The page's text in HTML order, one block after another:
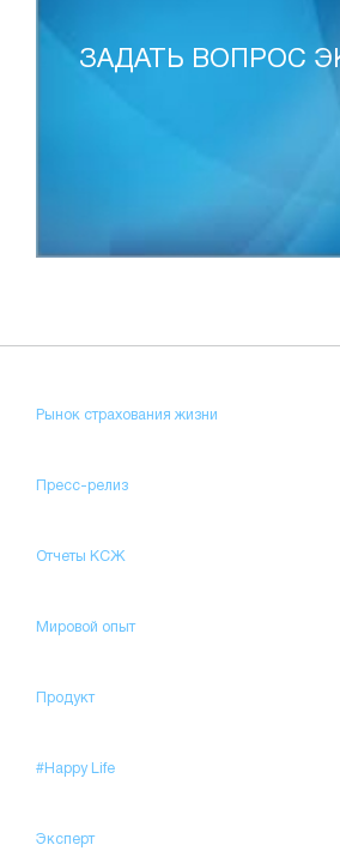
ЗАДАТЬ ВОПРОС
Рынок страхования жизни
Пресс-релиз
Отчеты КСЖ
Мировой опыт
Продукт
#Happy Life
Эксперт